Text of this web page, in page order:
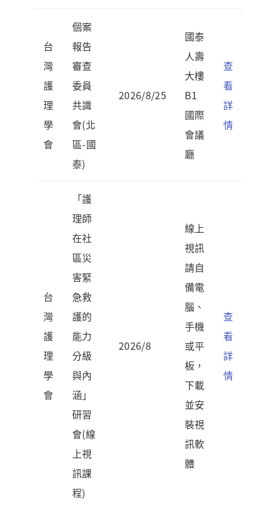
台
灣
護
理
學
會
個案
報告
審查
委員
共識
會(北
區-國
泰)
2026/8/25
國泰
人壽
大樓
B1
國際
會議
廳
查
看
詳
情
台
灣
護
理
學
會
「護
理師
在社
區災
害緊
急救
護的
能力
分級
與內
涵」
研習
會(線
上視
訊課
程)
2026/8
線上
視訊
請自
備電
腦、
手機
或平
板，
下載
並安
裝視
訊軟
體
查
看
詳
情